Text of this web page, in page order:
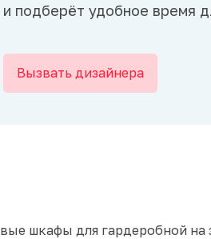
и подберёт удобное время
Вызвать дизайнера
шкафы для гардеробной на